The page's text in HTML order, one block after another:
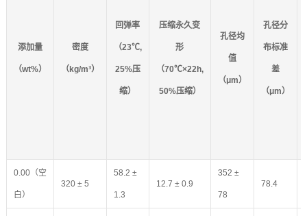
添加量
（wt%）
密度
（kg/m³）
回弹率
（23℃,
25%压
缩）
压缩永久变
形
（70℃×22h,
50%压缩）
孔径均
值
（μm）
孔径分
布标准
差
（μm）
0.00（空
白）
320 ± 5
58.2 ±
1.3
12.7 ± 0.9
352 ±
78
78.4